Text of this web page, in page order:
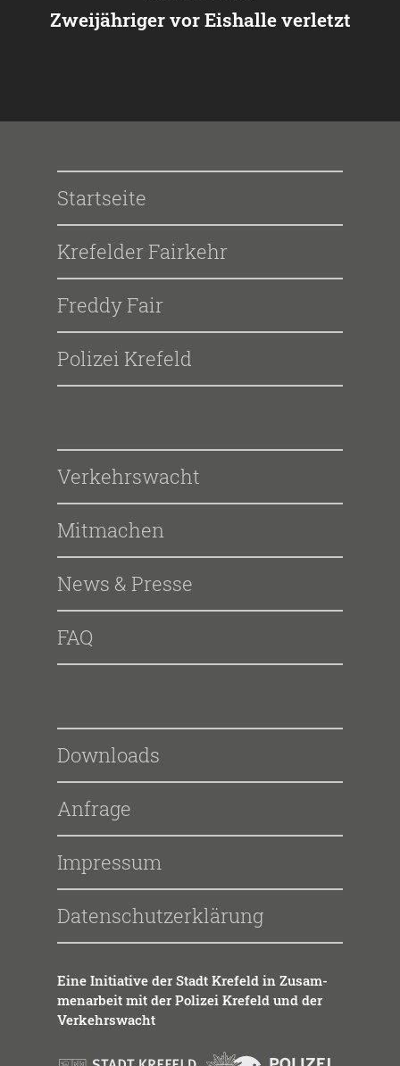
Zweijähriger vor Eishalle verletzt
Startseite
Krefelder Fairkehr
Freddy Fair
Polizei Krefeld
Verkehrswacht
Mitmachen
News & Presse
FAQ
Downloads
Anfrage
Impressum
Datenschutzerklärung
Eine Initia­ti­ve der Stadt Kre­feld in Zusam­
men­ar­beit mit der Poli­zei Kre­feld und der
Ver­kehrs­wacht